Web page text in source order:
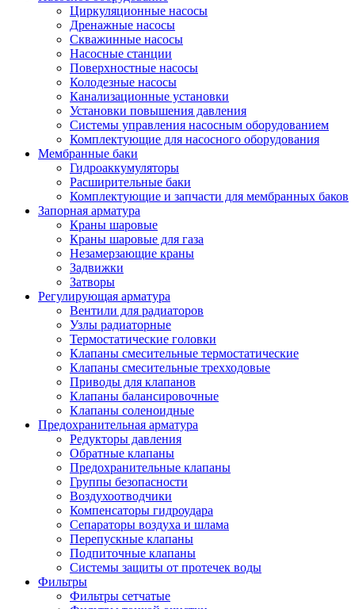
Циркуляционные насосы
Дренажные насосы
Скважинные насосы
Насосные станции
Поверхностные насосы
Колодезные насосы
Канализационные установки
Установки повышения давления
Системы управления насосным оборудованием
Комплектующие для насосного оборудования
Мембранные баки
Гидроаккумуляторы
Расширительные баки
Комплектующие и запчасти для мембранных баков
Запорная арматура
Краны шаровые
Краны шаровые для газа
Незамерзающие краны
Задвижки
Затворы
Регулирующая арматура
Вентили для радиаторов
Узлы радиаторные
Термостатические головки
Клапаны смесительные термостатические
Клапаны смесительные трехходовые
Приводы для клапанов
Клапаны балансировочные
Клапаны соленоидные
Предохранительная арматура
Редукторы давления
Обратные клапаны
Предохранительные клапаны
Группы безопасности
Воздухоотводчики
Компенсаторы гидроудара
Сепараторы воздуха и шлама
Перепускные клапаны
Подпиточные клапаны
Системы защиты от протечек воды
Фильтры
Фильтры сетчатые